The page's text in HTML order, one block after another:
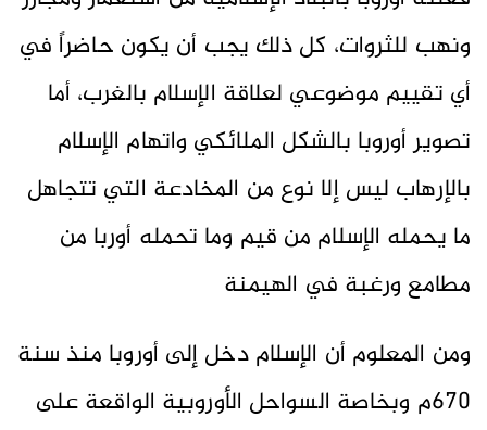
ونهب للثروات، كل ذلك يجب أن يكون حاضراً في
أي تقييم موضوعي لعلاقة الإسلام بالغرب، أما
تصوير أوروبا بالشكل الملائكي واتهام الإسلام
بالإرهاب ليس إلا نوع من المخادعة التي تتجاهل
ما يحمله الإسلام من قيم وما تحمله أوربا من
مطامع ورغبة في الهيمنة
ومن المعلوم أن الإسلام دخل إلى أوروبا منذ سنة
670م وبخاصة السواحل الأوروبية الواقعة على